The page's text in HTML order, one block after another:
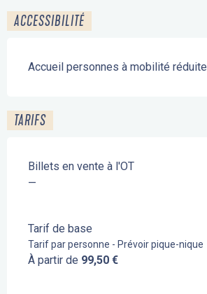
ACCESSIBILITÉ
Accueil personnes à mobilité réduite
TARIFS
Billets en vente à l'OT
—
Tarif de base
Tarif par personne - Prévoir pique-nique
À partir de 99,50 €